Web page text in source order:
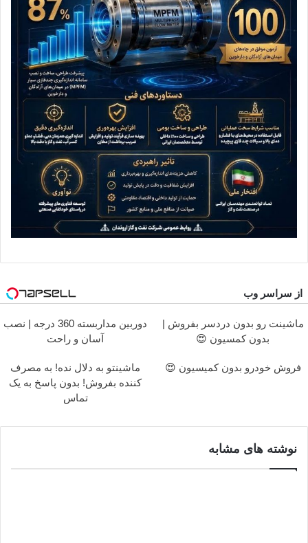
از سراسر وب
ماشینت رو بدون دردسر بفروش |
بدون کمسیون 😍
دوربین مداربسته 360 درجه | نصب
آسان و راحت
فروش خودرو بدون کمیسیون 😍
ماشینتو به دلال نده! به مصرف
کننده بفروش! بدون پاسخ به یک
تماس
نوشته های مشابه